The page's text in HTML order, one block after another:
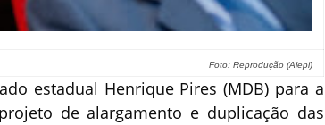
Foto: Reprodução (Alepi)
estadual Henrique Pires (MDB) para a
de alargamento e duplicação das